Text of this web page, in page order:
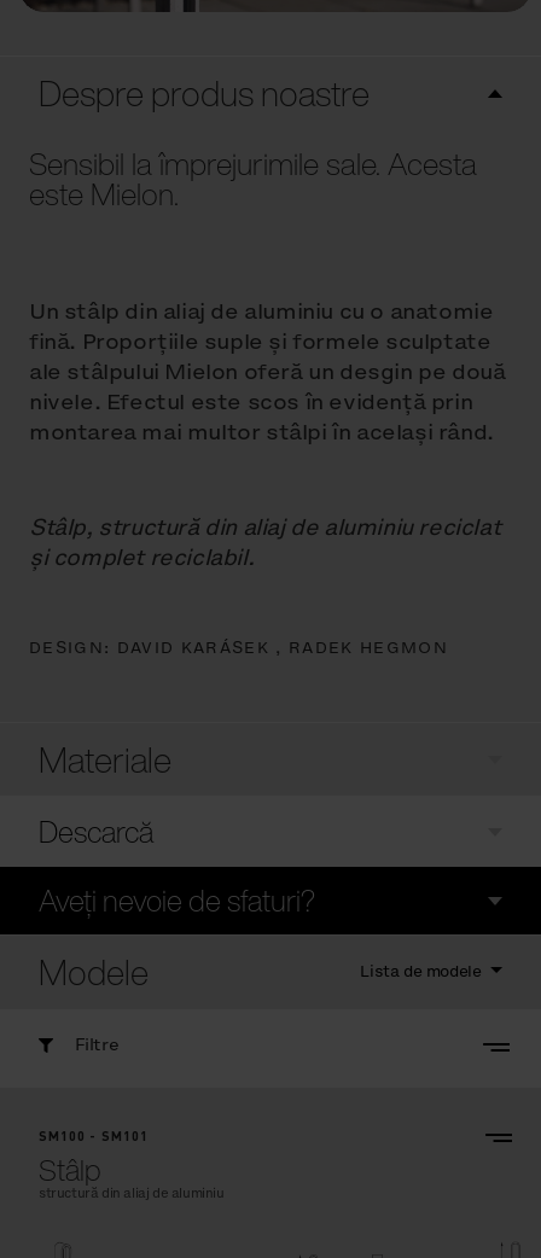
Despre produs noastre
Sensibil la împrejurimile sale. Acesta
este Mielon.
Un stâlp din aliaj de aluminiu cu o anatomie
fină. Proporțiile suple și formele sculptate
ale stâlpului Mielon oferă un desgin pe două
nivele. Efectul este scos în evidență prin
montarea mai multor stâlpi în același rând.
Stâlp, structură din aliaj de aluminiu reciclat
și complet reciclabil.
DESIGN: DAVID KARÁSEK , RADEK HEGMON
Materiale
Descarcă
Aveți nevoie de sfaturi?
Modele Lista de modele
Filtre
SM100 - SM101
Stâlp
structură din aliaj de aluminiu